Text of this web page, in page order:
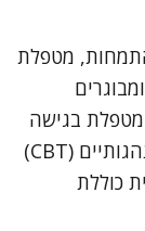
מטפלת
מטפלת בגישה
דינמית, בשילוב עם כלים קוגניטיביים-התנהגותיים (CBT)
כוללת